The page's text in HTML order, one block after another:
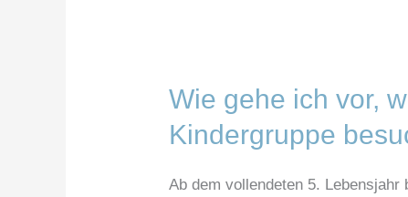
Wie gehe ich vor,
Kindergruppe
Ab dem vollendeten 5. Lebensjahr
Wie
gehe
vor,